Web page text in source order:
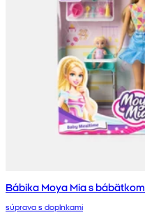
Bábika Moya Mia s bábätkom
súprava s doplnkami